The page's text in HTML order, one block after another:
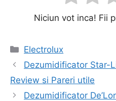
Niciun vot inca! Fii
Categorii
Electrolux
Navigare
în
Dezumidificator Star-
Review si Pareri utile
Dezumidificator